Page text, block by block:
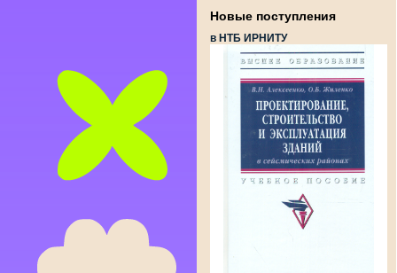
Новые поступления
в НТБ ИРНИТУ